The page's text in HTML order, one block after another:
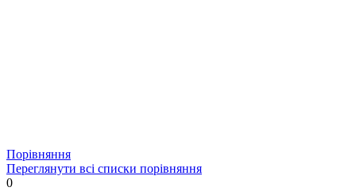
Порівняння
Переглянути всі списки порівняння
0